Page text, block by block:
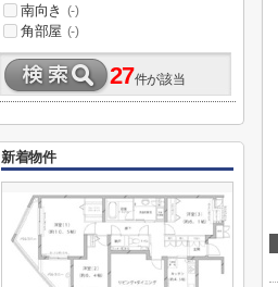
南向き (-)
角部屋 (-)
27件が該当
新着物件